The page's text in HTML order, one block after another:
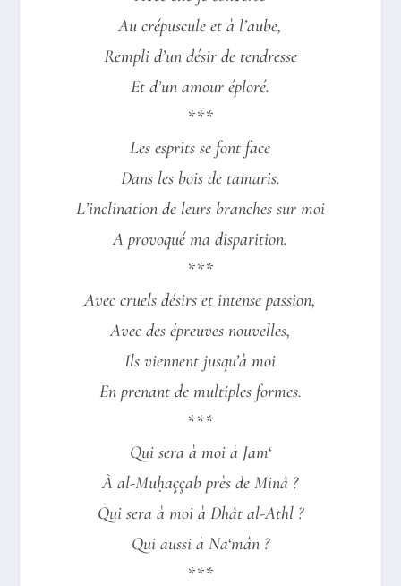
Au crépuscule et à l’aube,
Rempli d’un désir de tendresse
Et d’un amour éploré.
***
Les esprits se font face
Dans les bois de tamaris.
L’inclination de leurs branches sur moi
A provoqué ma disparition.
***
Avec cruels désirs et intense passion,
Avec des épreuves nouvelles,
Ils viennent jusqu’à moi
En prenant de multiples formes.
***
Qui sera à moi à Jam‘
À al-Muḥaççab près de Minâ ?
Qui sera à moi à Dhât al-Athl ?
Qui aussi à Na‘mân ?
***